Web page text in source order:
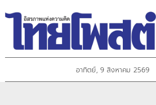
อาทิตย์, 9 สิงหาคม 2569